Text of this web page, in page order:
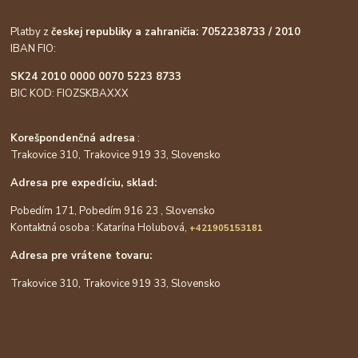
Platby zčeskej republiky a zahraničia: 7052238733 / 2010
IBAN FIO:
SK24 2010 0000 0070 5223 8733
BIC KOD: FIOZSKBAXXX
Korešpondenčná adresa :
Trakovice 310, Trakovice 919 33, Slovensko
Adresa pre expedíciu, sklad:
Pobedím 171, Pobedím 916 23 , Slovensko
Kontaktná osoba : Katarína Holubová, +421905153181
Adresa pre vrátene tovaru:
Trakovice 310, Trakovice 919 33, Slovensko